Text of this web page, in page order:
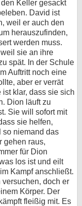
Keller gesackt
David ist
weil er auch den
herauszufinden,
werden muss.
sie an ihre
spät. In der Schule
Auftritt noch eine
aber er verrät
ist klar, dass sie sich
Dion läuft zu
Sie will sofort mit
sie helfen,
so niemand das
gehen raus,
für Dion
los ist und eilt
Kampf anschließt.
doch er
Körper. Der
fleißig mit. Es